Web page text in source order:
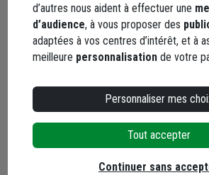
Catégories associées
Éléments
Marque Terreal
d’autres nous aident à effectuer une
d’audience, à vous proposer des
adaptées à vos centres d’intérêt, et à
meilleure personnalisation de votre
Personnaliser mes
Tout accepter
Continuer sans